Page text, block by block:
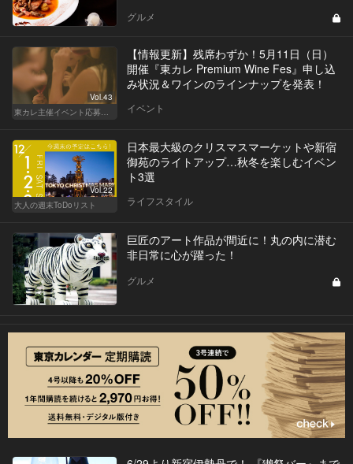
グルメ
Vol.43
東カレ主催イベント応募詳細記事一覧
【情報更新】残席わずか！5月11日（日）
開催『東カレ Premium Wine Fes』申し込
み状況＆ワインのラインナップを発表！
イベント
Vol.22
大人の週末ToDoリスト
日本最大級のクリスマスマーケットや新宿
御苑のライトアップ…秋冬を楽しむイベン
ト3選
ライフスタイル
巨匠のアート作品が間近に！丸の内に潜む
非日常に心が躍った！
グルメ